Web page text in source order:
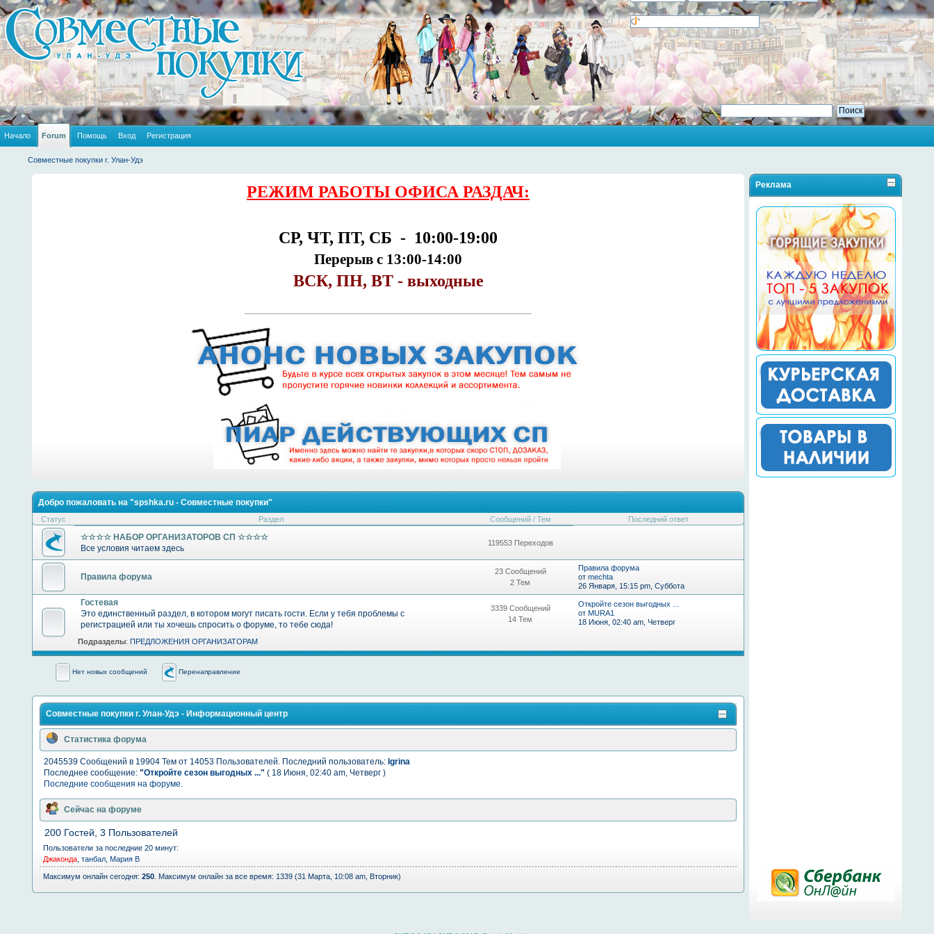
Начало Forum Помощь Вход Регистрация
Совместные покупки г. Улан-Удэ
РЕЖИМ РАБОТЫ ОФИСА РАЗДАЧ:
СР, ЧТ, ПТ, СБ - 10:00-19:00
Перерыв с 13:00-14:00
ВСК, ПН, ВТ - выходные
Добро пожаловать на "spshka.ru - Совместные покупки"
Статус Раздел Сообщений / Тем Последний ответ
☆☆☆☆ НАБОР ОРГАНИЗАТОРОВ СП ☆☆☆☆
Все условия читаем здесь
119553 Переходов
Правила форума
23 Сообщений
2 Тем
Правила форума
отmechta
26 Января, 15:15 pm, Суббота
Гостевая
Это единственный раздел, в котором могут писать гости. Если у тебя проблемы с
регистрацией или ты хочешь спросить о форуме, то тебе сюда!
3339 Сообщений
14 Тем
Откройте сезон выгодных ...
отMURA1
18 Июня, 02:40 am, Четверг
Подразделы: ПРЕДЛОЖЕНИЯ ОРГАНИЗАТОРАМ
Нет новых сообщений Перенаправление
Совместные покупки г. Улан-Удэ - Информационный центр
Статистика форума
2045539 Сообщений в 19904 Тем от 14053 Пользователей. Последний пользователь: Igrina
Последнее сообщение:"Откройте сезон выгодных ..." ( 18 Июня, 02:40 am, Четверг )
Последние сообщения на форуме.
Сейчас на форуме
200 Гостей, 3 Пользователей
Пользователи за последние 20 минут:
Джаконда ,танбал ,Мария В
Максимум онлайн сегодня:250 . Максимум онлайн за все время: 1339 (31 Марта, 10:08 am, Вторник)
Реклама